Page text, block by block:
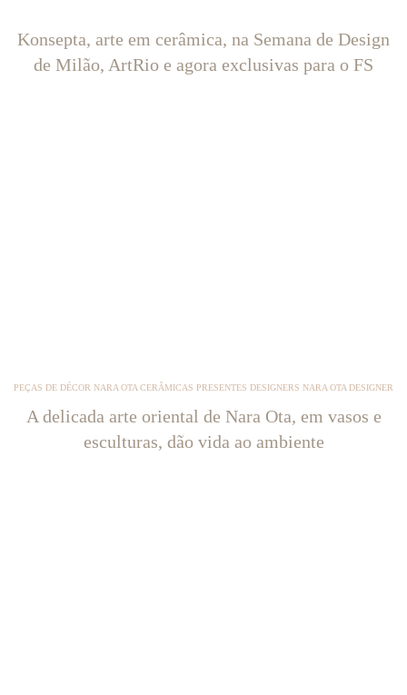
Konsepta, arte em cerâmica, na Semana de Design
de Milão, ArtRio e agora exclusivas para o FS
PEÇAS DE DÉCOR NARA OTA CERÂMICAS PRESENTES DESIGNERS NARA OTA DESIGNER
A delicada arte oriental de Nara Ota, em vasos e
esculturas, dão vida ao ambiente